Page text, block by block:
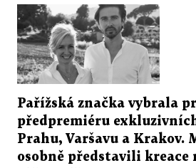
Pařížská značka vybrala
předpremiéru
Prahu, Varšavu a Krakov.
osobně představili kreace